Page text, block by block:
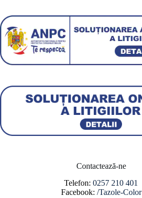
Contactează-ne
Telefon:0257 210 401
Facebook: /Tazole-Color